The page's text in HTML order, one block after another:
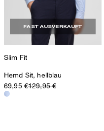
FAST AUSVERKAUFT
Slim Fit
Hemd Sit, hellblau
69,95 €129,95 €